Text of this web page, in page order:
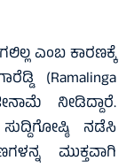
ಎಂಬ ಕಾರಣಕ್ಕೆ
(Ramalinga
ನೀಡಿದ್ದಾರೆ.
ನಡೆಸಿ
ಮುಕ್ತವಾಗಿ